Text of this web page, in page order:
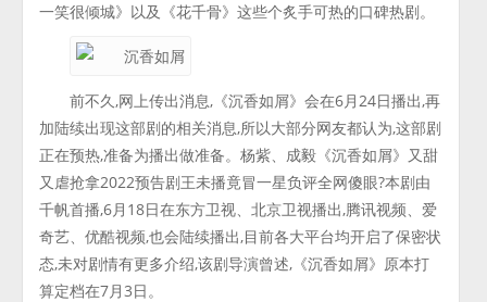
一笑很倾城》以及《花千骨》这些个炙手可热的口碑热剧。
前不久,网上传出消息,《沉香如屑》会在6月24日播出,再
加陆续出现这部剧的相关消息,所以大部分网友都认为,这部剧
正在预热,准备为播出做准备。杨紫、成毅《沉香如屑》又甜
又虐抢拿2022预告剧王未播竟冒一星负评全网傻眼?本剧由
千帆首播,6月18日在东方卫视、北京卫视播出,腾讯视频、爱
奇艺、优酷视频,也会陆续播出,目前各大平台均开启了保密状
态,未对剧情有更多介绍,该剧导演曾述,《沉香如屑》原本打
算定档在7月3日。